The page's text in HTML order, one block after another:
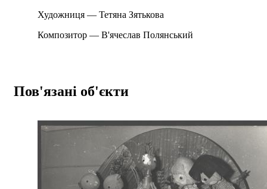
Художниця — Тетяна Зятькова
Композитор — В'ячеслав Полянський
Пов'язані об'єкти